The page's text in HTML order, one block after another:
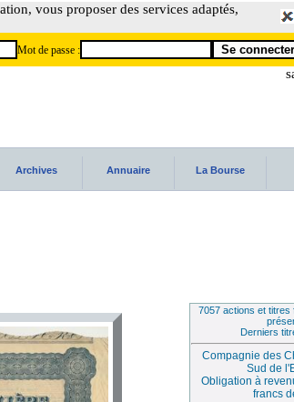
vous proposer des services adaptés,
Mot de passe :
Archives Annuaire La Bourse
7057 actions et
Derniers
Compagnie des
Sud de
Obligation à
francs